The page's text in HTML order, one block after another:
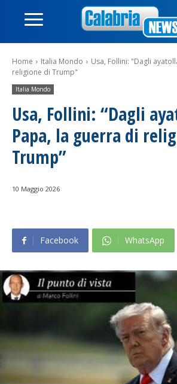
Home Italia Mondo
Usa, Follini: "Dagli
religione di Trump"
Italia Mondo
Usa, Follini: “Dagli
Papa, la guerra di
Trump”
10 Maggio 2026
Facebook WhatsApp